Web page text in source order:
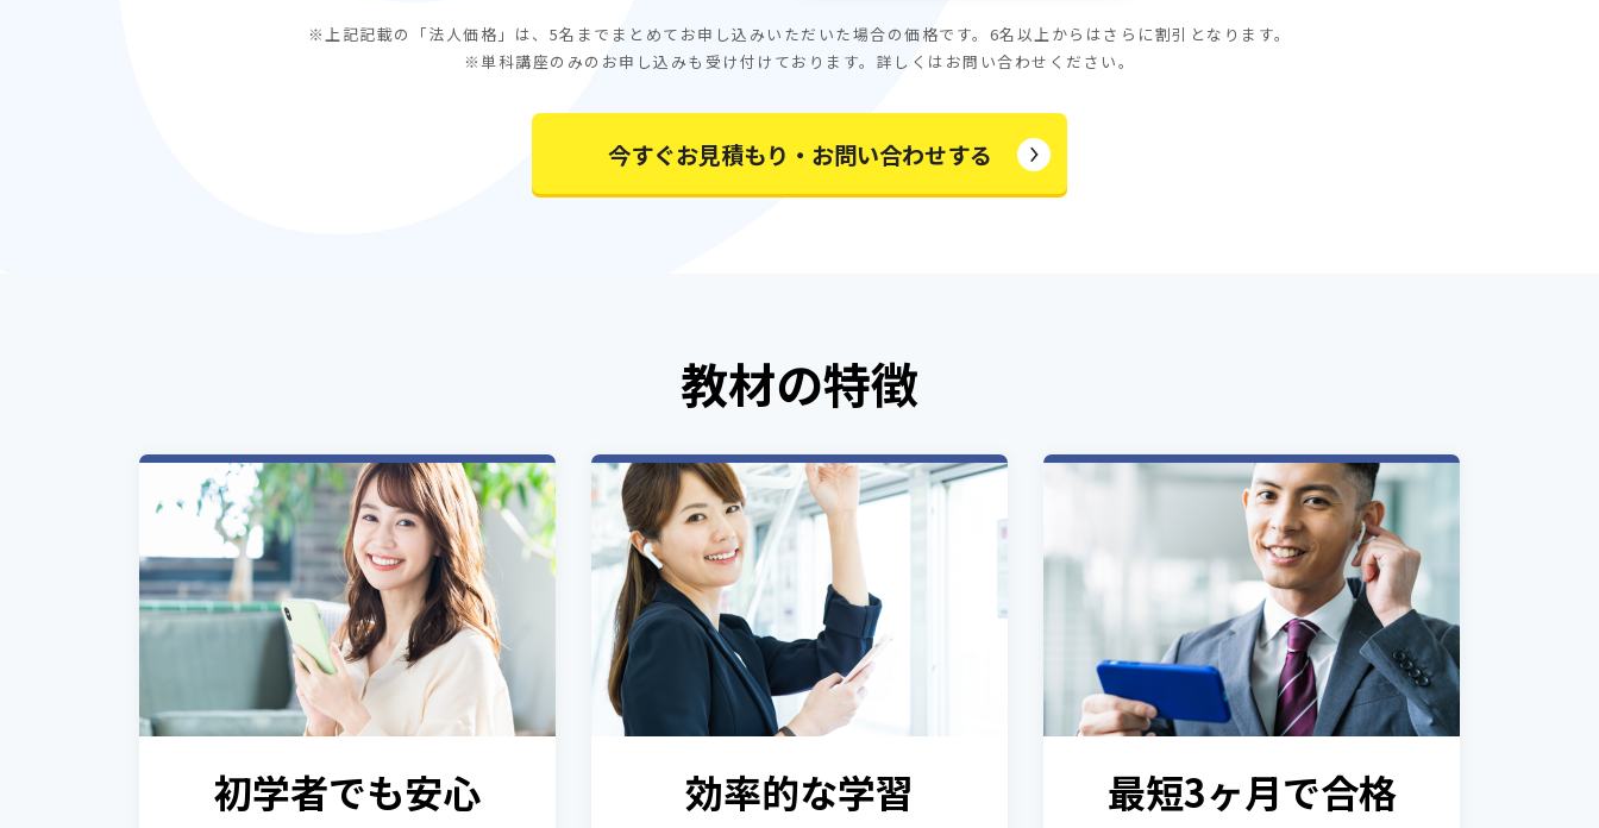
※上記記載の「法人価格」は、5名までまとめてお申し込みいただいた場合の価格です。6名以上からはさらに割引となります。
※単科講座のみのお申し込みも受け付けております。詳しくはお問い合わせください。
今すぐお見積もり・お問い合わせする
教材の特徴
初学者でも安心 効率的な学習 最短3ヶ月で合格